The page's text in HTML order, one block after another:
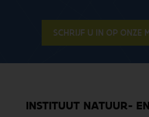
SCHRIJF U IN OP ONZE
INSTITUUT NATUUR-